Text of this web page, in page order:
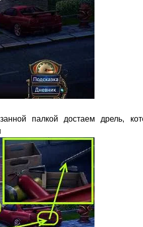
палкой достаем дрель,